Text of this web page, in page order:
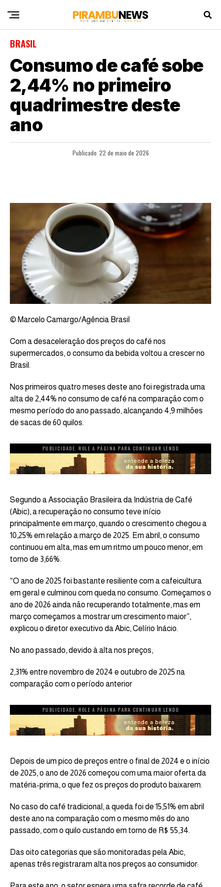
BRASIL
Consumo de café sobe
2,44% no primeiro
quadrimestre deste
ano
Publicado 22 de maio de 2026
© Marcelo Camargo/Agência Brasil
Com a desaceleração dos preços do café nos
supermercados, o consumo da bebida voltou a crescer no
Brasil.
Nos primeiros quatro meses deste ano foi registrada uma
alta de 2,44% no consumo de café na comparação com o
mesmo período do ano passado, alcançando 4,9 milhões
de sacas de 60 quilos.
PUBLICIDADE. ROLE A PÁGINA PARA CONTINUAR LENDO
Segundo a Associação Brasileira da Indústria de Café
(Abic), a recuperação no consumo teve início
principalmente em março, quando o crescimento chegou a
10,25% em relação a março de 2025. Em abril, o consumo
continuou em alta, mas em um ritmo um pouco menor, em
torno de 3,66%.
“O ano de 2025 foi bastante resiliente com a cafeicultura
em geral e culminou com queda no consumo. Começamos o
ano de 2026 ainda não recuperando totalmente, mas em
março começamos a mostrar um crescimento maior”,
explicou o diretor executivo da Abic, Celírio Inácio.
No ano passado, devido à alta nos preços,
2,31% entre novembro de 2024 e outubro de 2025 na
comparação com o período anterior
PUBLICIDADE. ROLE A PÁGINA PARA CONTINUAR LENDO
Depois de um pico de preços entre o final de 2024 e o início
de 2025, o ano de 2026 começou com uma maior oferta da
matéria-prima, o que fez os preços do produto baixarem.
No caso do café tradicional, a queda foi de 15,51% em abril
deste ano na comparação com o mesmo mês do ano
passado, com o quilo custando em torno de R$ 55,34.
Das oito categorias que são monitoradas pela Abic,
apenas três registraram alta nos preços ao consumidor: